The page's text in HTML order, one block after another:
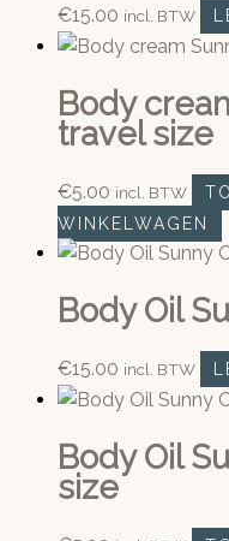
€15.00 incl. BTW
Body
travel size
€5.00 incl. BTW
WINKELWAGEN
Body Oil
€15.00 incl. BTW
Body Oil
size